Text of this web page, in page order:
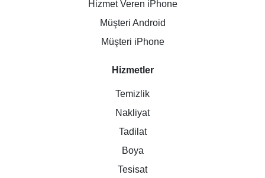
Hizmet Veren iPhone
Müşteri Android
Müşteri iPhone
Hizmetler
Temizlik
Nakliyat
Tadilat
Boya
Tesisat